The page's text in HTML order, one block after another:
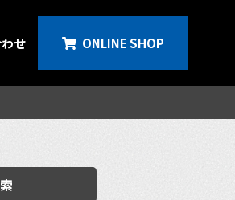
せ ONLINE SHOP